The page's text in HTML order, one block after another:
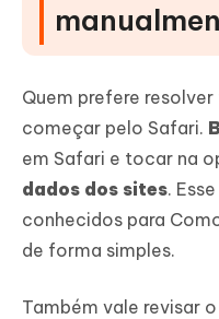
Quem prefere
começar pelo Safari.
em Safari e tocar na
dados dos sites.
conhecidos para
de forma simples.
Também vale revisar